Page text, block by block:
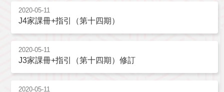
2020-05-11
J4家課冊+指引（第十四期）
2020-05-11
J3家課冊+指引（第十四期）修訂
2020-05-11